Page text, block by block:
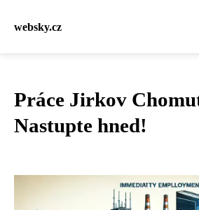
websky.cz
Práce Jirkov
Nastupte hned!